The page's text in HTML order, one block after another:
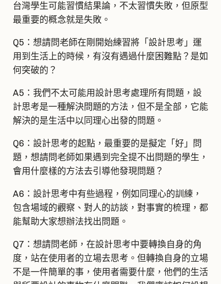
台灣學生可能習慣結果論，不太習慣失敗，但原型
最重要的概念就是失敗。
Q5：想請問老師在剛開始練習將「設計思考」運
用到生活上的時候，有沒有遇過什麼困難點？是如
何突破的？
A5：我們不太可能用設計思考處理所有問題，設
計思考是一種解決問題的方法，但不是全部，它能
解決的是生活中以同理心出發的問題。
Q6：設計思考的起點，最重要的是擬定「好」問
題，想請問老師如果遇到完全提不出問題的學生，
會用什麼樣的方法去引導他發現問題？
A6：設計思考中有些過程，例如同理心的訓練，
包含場域的觀察、對人的訪談，對事實的梳理，都
能幫助大家想辦法找出問題。
Q7：想請問老師，在設計思考中要轉換自身的角
度，站在使用者的立場去思考。但轉換自身的立場
不是一件簡單的事，使用者需要什麼，他們的生活